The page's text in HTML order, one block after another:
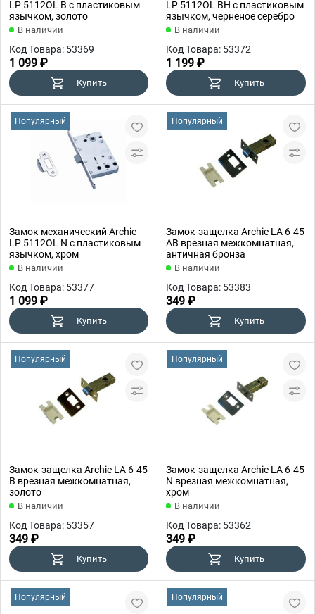
LP 5112OL B с пластиковым
язычком, золото
В наличии
Код Товара: 53369
1 099 ₽
Купить
LP 5112OL BH с пластиковым
язычком, черненое серебро
В наличии
Код Товара: 53372
1 199 ₽
Купить
Популярный
Замок механический Archie
LP 5112OL N с пластиковым
язычком, хром
В наличии
Код Товара: 53377
1 099 ₽
Купить
Популярный
Замок-защелка Archie LA 6-45
AB врезная межкомнатная,
античная бронза
В наличии
Код Товара: 53383
349 ₽
Купить
Популярный
Замок-защелка Archie LA 6-45
B врезная межкомнатная,
золото
В наличии
Код Товара: 53357
349 ₽
Купить
Популярный
Замок-защелка Archie LA 6-45
N врезная межкомнатная,
хром
В наличии
Код Товара: 53362
349 ₽
Купить
Популярный Популярный